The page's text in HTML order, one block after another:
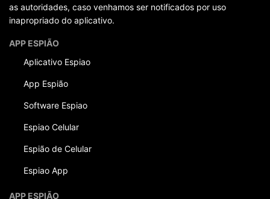
as autoridades, caso venhamos ser notificados por uso
inapropriado do aplicativo.
APP ESPIÃO
Aplicativo Espiao
App Espião
Software Espiao
Espiao Celular
Espião de Celular
Espiao App
APP ESPIÃO